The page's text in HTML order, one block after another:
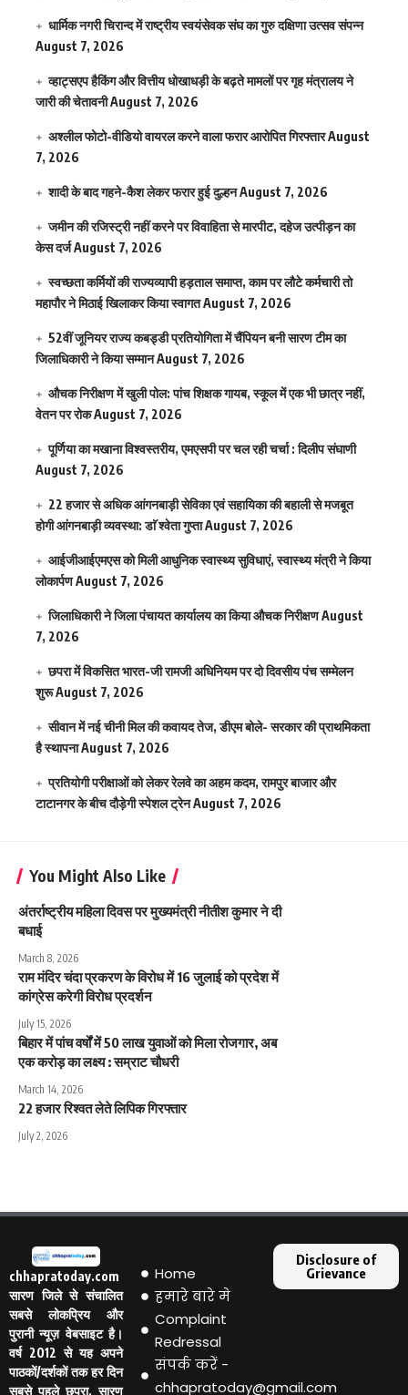
धार्मिक नगरी चिरान्द में राष्ट्रीय स्वयंसेवक संघ का गुरु दक्षिणा उत्सव संपन्न
August 7, 2026
व्हाट्सएप हैकिंग और वित्तीय धोखाधड़ी के बढ़ते मामलों पर गृह मंत्रालय ने
जारी की चेतावनीAugust 7, 2026
अश्लील फोटो-वीडियो वायरल करने वाला फरार आरोपित गिरफ्तारAugust
7, 2026
शादी के बाद गहने-कैश लेकर फरार हुई दुल्हनAugust 7, 2026
जमीन की रजिस्ट्री नहीं करने पर विवाहिता से मारपीट, दहेज उत्पीड़न का
केस दर्जAugust 7, 2026
स्वच्छता कर्मियों की राज्यव्यापी हड़ताल समाप्त, काम पर लौटे कर्मचारी तो
महापौर ने मिठाई खिलाकर किया स्वागतAugust 7, 2026
52वीं जूनियर राज्य कबड्डी प्रतियोगिता में चैंपियन बनी सारण टीम का
जिलाधिकारी ने किया सम्मानAugust 7, 2026
औचक निरीक्षण में खुली पोल: पांच शिक्षक गायब, स्कूल में एक भी छात्र नहीं,
वेतन पर रोकAugust 7, 2026
पूर्णिया का मखाना विश्वस्तरीय, एमएसपी पर चल रही चर्चा : दिलीप संघाणी
August 7, 2026
22 हजार से अधिक आंगनबाड़ी सेविका एवं सहायिका की बहाली से मजबूत
होगी आंगनबाड़ी व्यवस्था: डाॅ श्वेता गुप्ताAugust 7, 2026
आईजीआईएमएस काे मिली आधुनिक स्वास्थ्य सुविधाएं, स्वास्थ्य मंत्री ने किया
लोकार्पणAugust 7, 2026
जिलाधिकारी ने जिला पंचायत कार्यालय का किया औचक निरीक्षणAugust
7, 2026
छपरा में विकसित भारत-जी रामजी अधिनियम पर दो दिवसीय पंच सम्मेलन
शुरूAugust 7, 2026
सीवान में नई चीनी मिल की कवायद तेज, डीएम बोले- सरकार की प्राथमिकता
है स्थापनाAugust 7, 2026
प्रतियोगी परीक्षाओं को लेकर रेलवे का अहम कदम, रामपुर बाजार और
टाटानगर के बीच दौड़ेगी स्पेशल ट्रेनAugust 7, 2026
You Might Also Like
अंतर्राष्ट्रीय महिला दिवस पर मुख्यमंत्री नीतीश कुमार ने दी
बधाई
March 8, 2026
राम मंदिर चंदा प्रकरण के विरोध में 16 जुलाई को प्रदेश में
कांग्रेस करेगी विरोध प्रदर्शन
July 15, 2026
बिहार में पांच वर्षों में 50 लाख युवाओं को मिला रोजगार, अब
एक करोड़ का लक्ष्य : सम्राट चौधरी
March 14, 2026
22 हजार रिश्वत लेते लिपिक गिरफ्तार
July 2, 2026
chhapratoday.com
सारण जिले से संचालित
सबसे लोकप्रिय और
पुरानी न्यूज़ वेबसाइट है।
वर्ष 2012 से यह अपने
पाठकों/दर्शकों तक हर दिन
सबसे पहले छपरा, सारण
Home
हमारे बारे मे
Complaint
Redressal
संपर्क करें -
chhapratoday@gmail.com
Disclosure of
Grievance